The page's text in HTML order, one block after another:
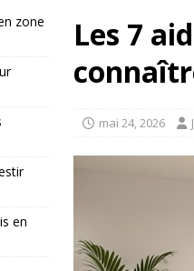
Les 7
mai 24, 2026
zone
en